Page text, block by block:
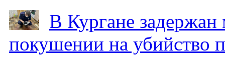
В Кургане
покушении на убийство